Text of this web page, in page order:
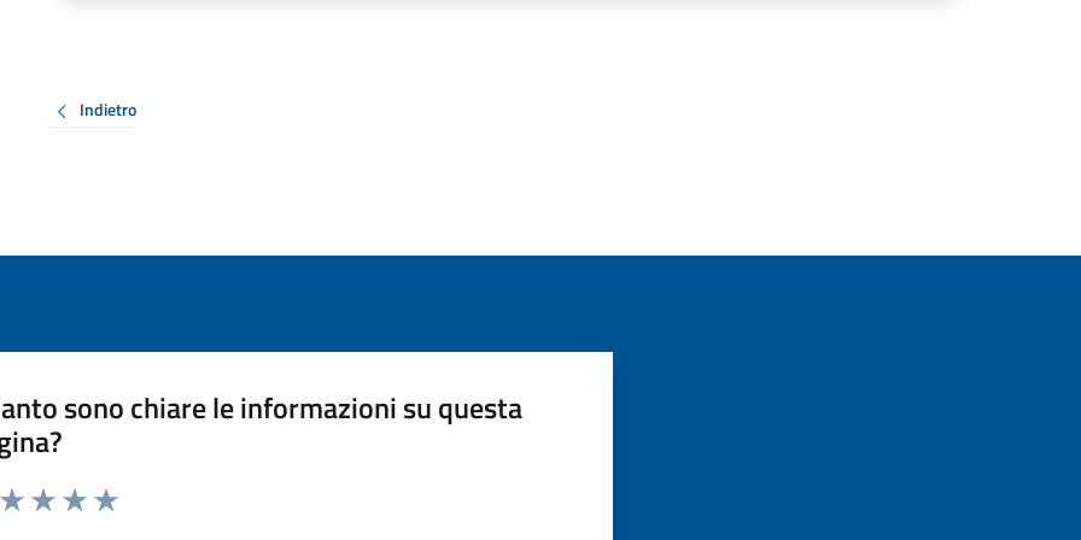
Indietro
sono chiare le informazioni su questa
da 1 a 5 stelle la pagina